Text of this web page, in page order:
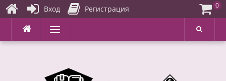
Перейти
содержимому
Меню
Вход Регистрация 0